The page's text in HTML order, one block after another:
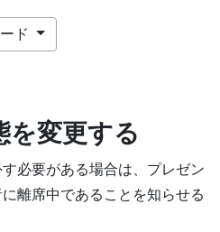
ド
を変更する
必要がある場合は、プレゼン
離席中であることを知らせる